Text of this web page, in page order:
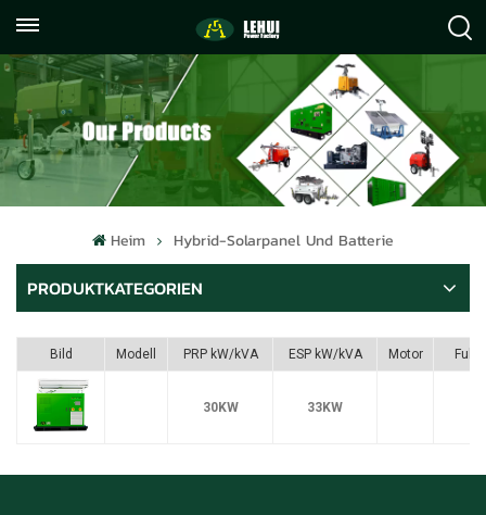
059122071372
info@lehuipowerfactory.com
Heim Hybrid-Solarpanel Und Batterie
PRODUKTKATEGORIEN
Bild Modell PRP kW/kVA ESP kW/kVA Motor Fule
30KW 33KW